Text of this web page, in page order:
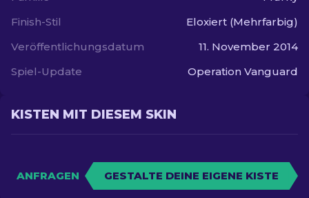
Finish-Stil
Eloxiert (Mehrfarbig)
Veröffentlichungsdatum
11. November 2014
Spiel-Update
Operation Vanguard
KISTEN MIT DIESEM SKIN
ANFRAGEN GESTALTE DEINE EIGENE KISTE